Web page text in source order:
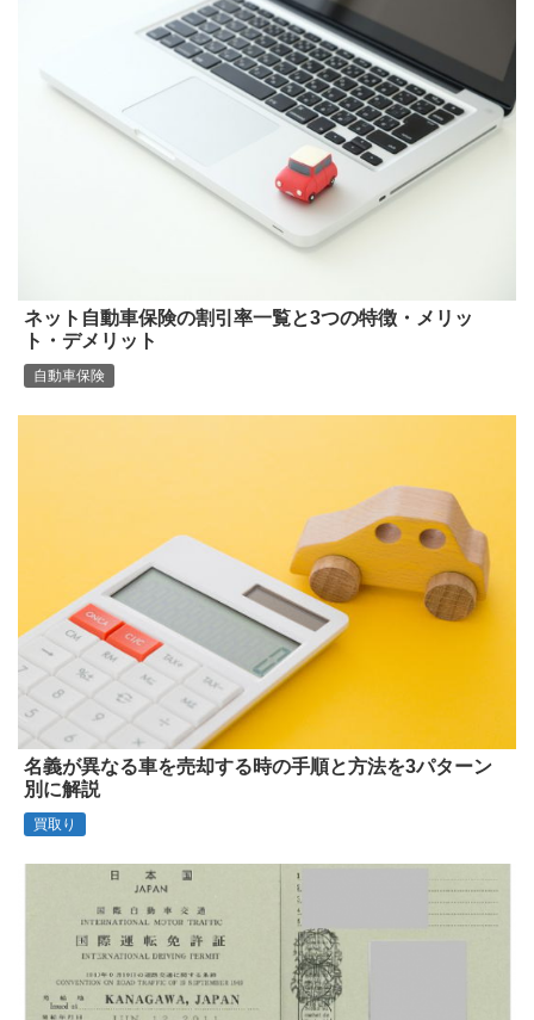
ネット自動車保険の割引率一覧と3つの特徴・メリッ
ト・デメリット
自動車保険
名義が異なる車を売却する時の手順と方法を3パターン
別に解説
買取り